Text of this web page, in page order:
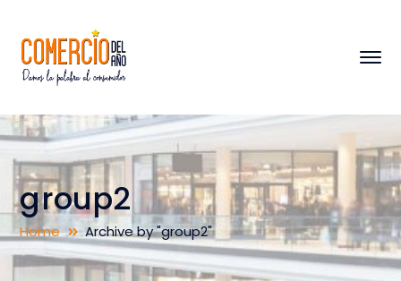
group2
Home Archive by "group2"